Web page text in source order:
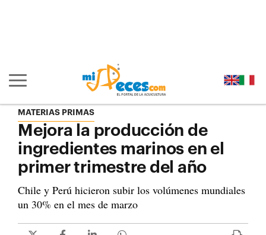
Mostrar/ocultar navegación principal
MATERIAS PRIMAS
Mejora la producción de
ingredientes marinos en el
primer trimestre del año
Chile y Perú hicieron subir los volúmenes mundiales
un 30% en el mes de marzo